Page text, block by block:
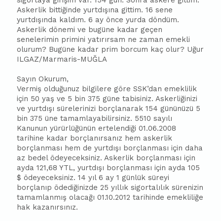
Askerlik bittiğinde yurtdışına gittim. 16 sene
yurtdışında kaldım. 6 ay önce yurda döndüm.
Askerlik dönemi ve bugüne kadar geçen
senelerimin primini yatırırsam ne zaman emekli
olurum? Bugüne kadar prim borcum kaç olur? Uğur
ILGAZ/Marmaris-MUĞLA
Sayın Okurum,
Vermiş olduğunuz bilgilere göre SSK’dan emeklilik
için 50 yaş ve 5 bin 375 güne tabisiniz. Askerliğinizi
ve yurtdışı sürelerinizi borçlanarak 154 gününüzü 5
bin 375 üne tamamlayabilirsiniz. 5510 sayılı
Kanunun yürürlüğünün ertelendiği 01.06.2008
tarihine kadar borçlanırsanız hem askerlik
borçlanması hem de yurtdışı borçlanması için daha
az bedel ödeyeceksiniz. Askerlik borçlanması için
ayda 121,68 YTL, yurtdışı borçlanması için ayda 105
$ ödeyeceksiniz. 14 yıl 6 ay 1 günlük süreyi
borçlanıp ödediğinizde 25 yıllık sigortalılık sürenizin
tamamlanmış olacağı 01.10.2012 tarihinde emekliliğe
hak kazanırsınız.